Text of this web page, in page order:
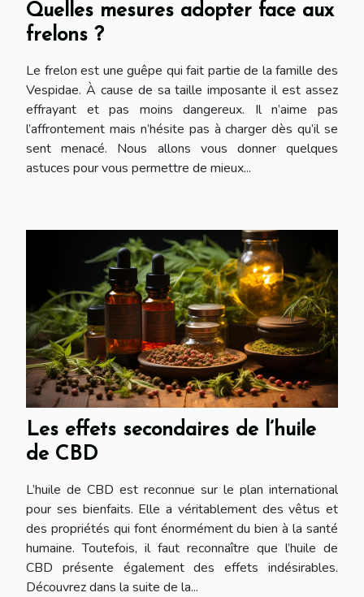
Quelles mesures adopter face aux
frelons ?
Le frelon est une guêpe qui fait partie de la famille des
Vespidae. À cause de sa taille imposante il est assez
effrayant et pas moins dangereux. Il n’aime pas
l’affrontement mais n’hésite pas à charger dès qu’il se
sent menacé. Nous allons vous donner quelques
astuces pour vous permettre de mieux...
Les effets secondaires de l’huile
de CBD
L’huile de CBD est reconnue sur le plan international
pour ses bienfaits. Elle a véritablement des vêtus et
des propriétés qui font énormément du bien à la santé
humaine. Toutefois, il faut reconnaître que l’huile de
CBD présente également des effets indésirables.
Découvrez dans la suite de la...